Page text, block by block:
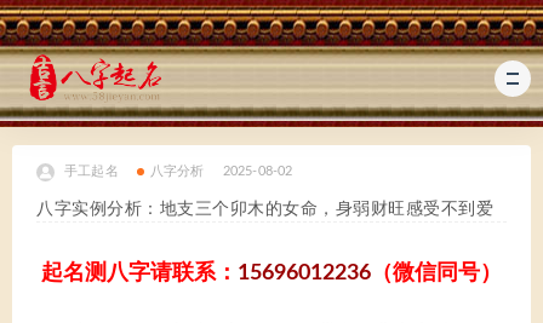
手工起名 八字分析 2025-08-02
八字实例分析：地支三个卯木的女命，身弱财旺感受不到爱
起名测八字请联系： 15696012236 （微信同号）